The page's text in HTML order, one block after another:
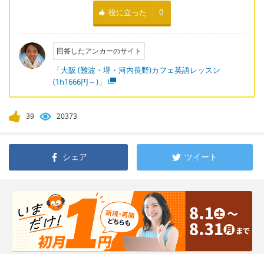
役に立った 0
回答したアンカーのサイト
「大阪 (難波・堺・河内長野)カフェ英語レッスン
(1h1666円～)」
39 20373
シェア ツイート